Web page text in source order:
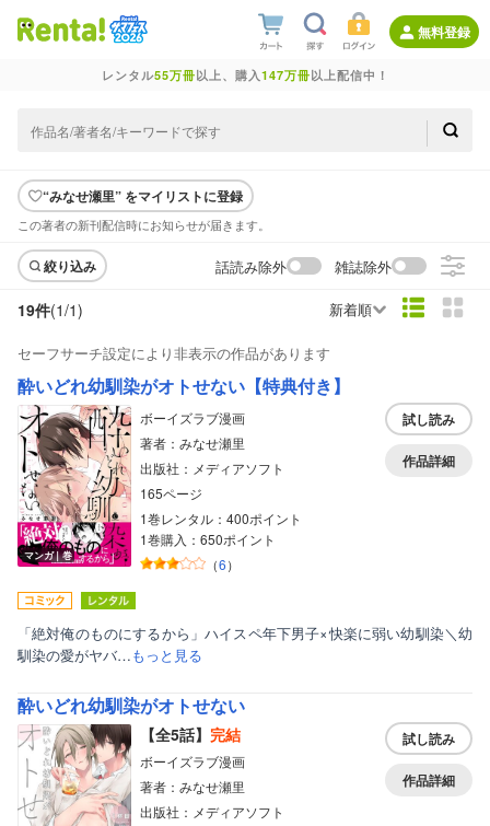
無料登録
レンタル55万冊以上、購入147万冊以上配信中！
“みなせ瀬里” をマイリストに登録
この著者の新刊配信時にお知らせが届きます。
絞り込み 話読み除外 雑誌除外
19件(1/1) 新着順
セーフサーチ設定により非表示の作品があります
酔いどれ幼馴染がオトせない【特典付き】
マンガ｜巻
ボーイズラブ漫画
著者：みなせ瀬里
出版社：メディアソフト
165ページ
1巻レンタル：400ポイント
1巻購入：650ポイント
（6）
試し読み
作品詳細
「絶対俺のものにするから」ハイスペ年下男子×快楽に弱い幼馴染＼幼
馴染の愛がヤバ…もっと見る
酔いどれ幼馴染がオトせない
【全5話】 完結
ボーイズラブ漫画
著者：みなせ瀬里
出版社：メディアソフト
試し読み
作品詳細